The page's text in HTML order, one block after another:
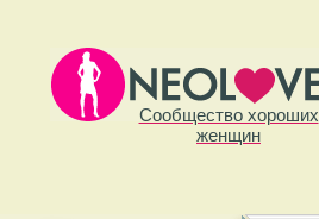
Сообщество хороших
женщин